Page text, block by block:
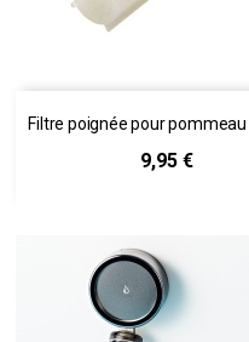
Filtre poignée pour
Prix
9,95 €